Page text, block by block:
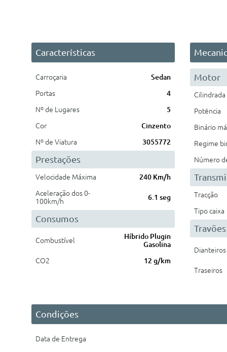
Características
Carroçaria
Sedan
Portas
4
Nº de Lugares
5
Cor
Cinzento
Nº de Viatura
3055772
Prestações
Velocidade Máxima
240 Km/h
Aceleração dos 0-
100km/h
6.1 seg
Consumos
Combustível
Híbrido Plugin
Gasolina
CO2
12 g/km
Motor
Cilindrada
Potência
Binário
Regime
Número
Tracção
Tipo caixa
Travões
Dianteiros
Traseiros
Condições
Data de Entrega